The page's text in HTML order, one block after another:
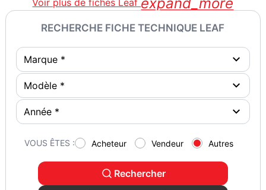
RECHERCHE FICHE TECHNIQUE LEAF
VOUS ÊTES : Acheteur Vendeur Autres
Rechercher